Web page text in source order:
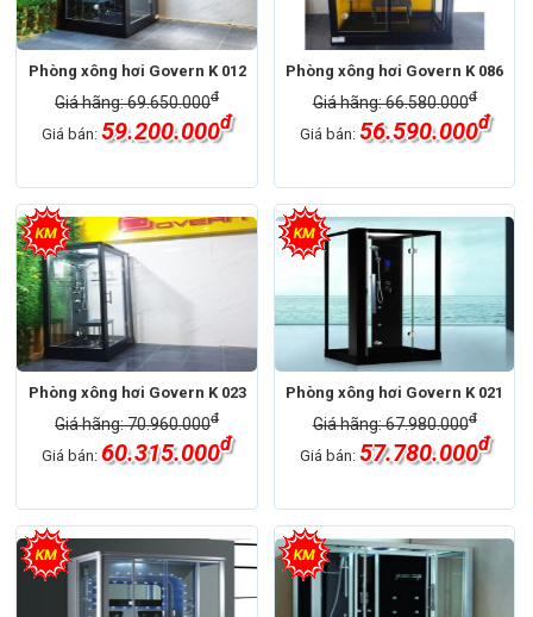
Phòng xông hơi Govern K 012
Giá hãng: 69.650.000đ
Giá bán:59.200.000đ
Phòng xông hơi Govern K 086
Giá hãng: 66.580.000đ
Giá bán: 56.590.000đ
Phòng xông hơi Govern K 023
Giá hãng: 70.960.000đ
Giá bán:60.315.000đ
Phòng xông hơi Govern K 021
Giá hãng: 67.980.000đ
Giá bán: 57.780.000đ